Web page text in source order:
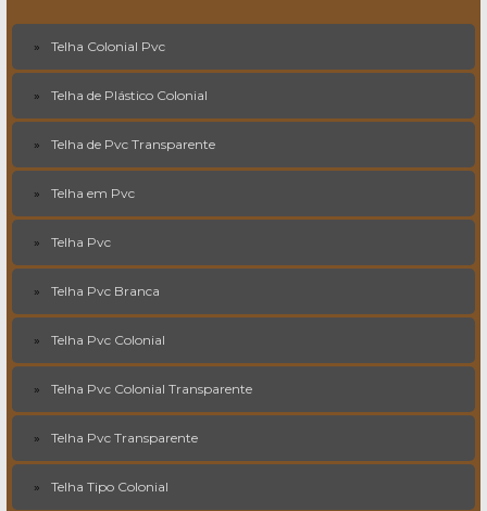
Telha Colonial Pvc
Telha de Plástico Colonial
Telha de Pvc Transparente
Telha em Pvc
Telha Pvc
Telha Pvc Branca
Telha Pvc Colonial
Telha Pvc Colonial Transparente
Telha Pvc Transparente
Telha Tipo Colonial